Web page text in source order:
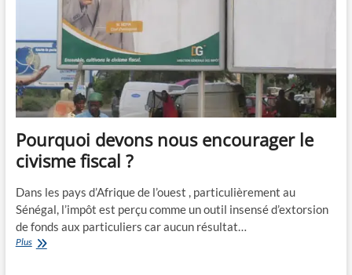
Pourquoi devons nous encourager le
civisme fiscal ?
Dans les pays d’Afrique de l’ouest , particulièrement au
Sénégal, l’impôt est perçu comme un outil insensé d’extorsion
de fonds aux particuliers car aucun résultat…
PlusPourquoi